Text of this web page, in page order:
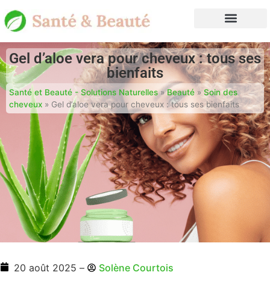
Gel d’aloe vera pour cheveux : tous ses
bienfaits
Santé et Beauté - Solutions Naturelles»Beauté » Soin des
cheveux » Gel d’aloe vera pour cheveux : tous ses bienfaits
20 août 2025 –
Solène Courtois